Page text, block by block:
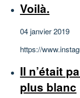
Voilà.
04 janvier 2019
https://
Il n’était
plus blanc